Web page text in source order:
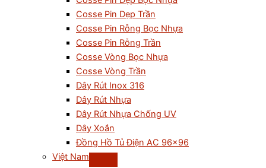
Cosse Pin Dẹp Trần
Cosse Pin Rỗng Bọc Nhựa
Cosse Pin Rỗng Trần
Cosse Vòng Bọc Nhựa
Cosse Vòng Trần
Dây Rút Inox 316
Dây Rút Nhựa
Dây Rút Nhựa Chống UV
Dây Xoắn
Đồng Hồ Tủ Điện AC 96×96
Việt Nam